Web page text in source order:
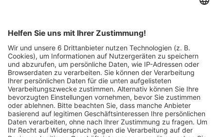
Artikel-ID: 2763 0
Waidzeit JP01
Nierholz Uhren und Schmuck